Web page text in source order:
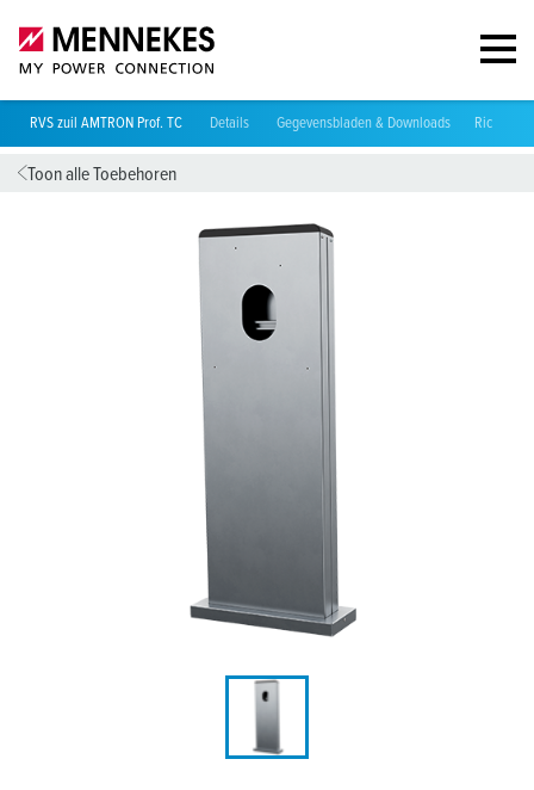
RVS zuil AMTRON Prof. TC Details Gegevensbladen & Downloads Richtlijnen
Toon alle Toebehoren